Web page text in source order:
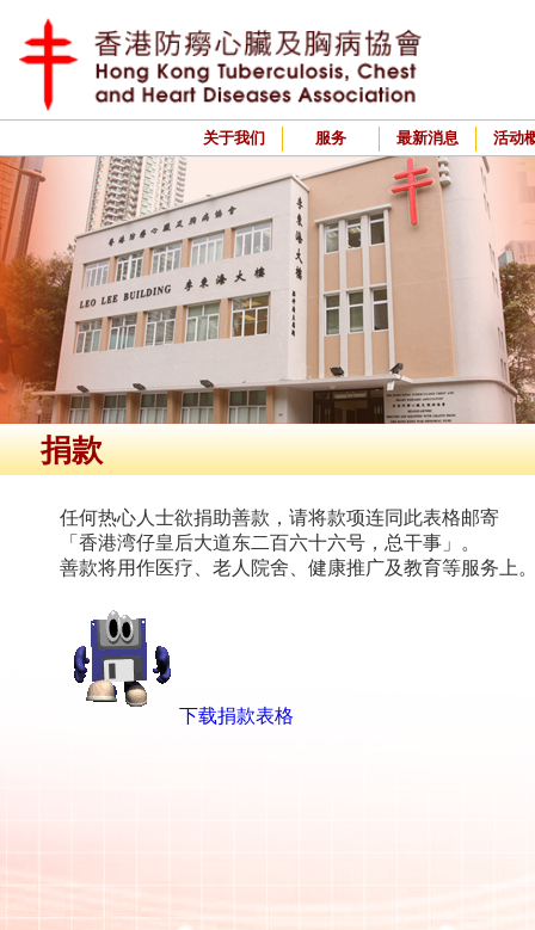
关于我们 服务 最新消息 活动
捐款
任何热心人士欲捐助善款，请将款项连同此表格邮寄
「香港湾仔皇后大道东二百六十六号，总干事」。
善款将用作医疗、老人院舍、健康推广及教育等服务上
下载捐款表格